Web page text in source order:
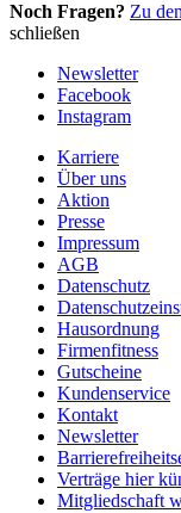
Noch Fragen? Zu
schließen
Newsletter
Facebook
Instagram
Karriere
Über uns
Aktion
Presse
Impressum
AGB
Datenschutz
Hausordnung
Firmenfitness
Gutscheine
Kundenservice
Kontakt
Newsletter
Verträge hier
Mitgliedschaft